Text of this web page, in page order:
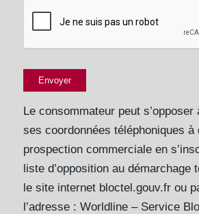
Le consommateur peut s’opposer
ses coordonnées téléphoniques à
prospection commerciale en
liste d’opposition au démarchage
le site internet bloctel.gouv.fr ou
l’adresse : Worldline – Service